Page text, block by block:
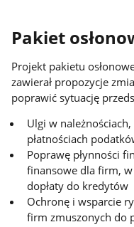
Pakiet
Projekt pakietu
zawierał propozycje
poprawić sytuację
Ulgi w
płatnościach
Poprawę płynności
finansowe dla firm,
dopłaty do kredytów
Ochronę i wsparcie
firm zmuszonych do